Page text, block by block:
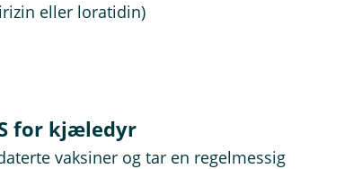
eller loratidin)
for kjæledyr
vaksiner og tar en regelmessig